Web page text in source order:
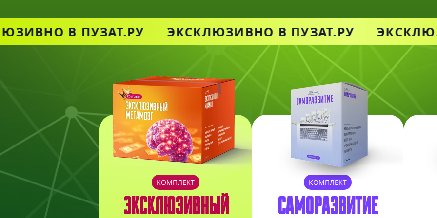
В ПУЗАТ.РУ ЭКСКЛЮЗИВНО В ПУЗАТ.РУ
КОМПЛЕКТ
ЭКСКЛЮЗИВНЫЙ
КОМПЛЕКТ
САМОРАЗВИТИЕ